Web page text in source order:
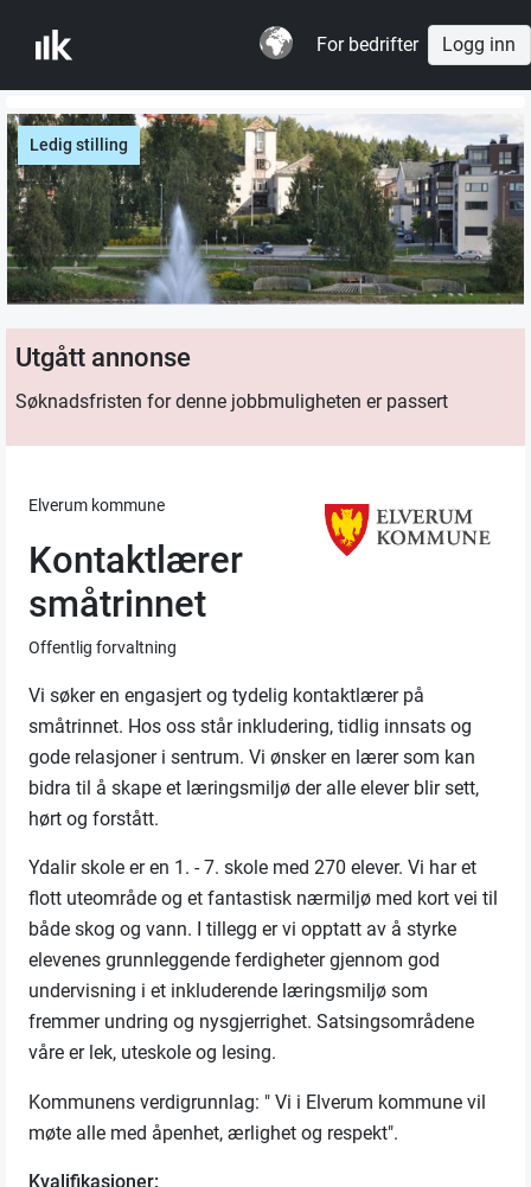
For bedrifter Logg inn
Ledig stilling
Utgått annonse
Søknadsfristen for denne jobbmuligheten er passert
Elverum kommune
Kontaktlærer
småtrinnet
Offentlig forvaltning
Vi søker en engasjert og tydelig kontaktlærer på
småtrinnet. Hos oss står inkludering, tidlig innsats og
gode relasjoner i sentrum. Vi ønsker en lærer som kan
bidra til å skape et læringsmiljø der alle elever blir sett,
hørt og forstått.
Ydalir skole er en 1. - 7. skole med 270 elever. Vi har et
flott uteområde og et fantastisk nærmiljø med kort vei til
både skog og vann. I tillegg er vi opptatt av å styrke
elevenes grunnleggende ferdigheter gjennom god
undervisning i et inkluderende læringsmiljø som
fremmer undring og nysgjerrighet. Satsingsområdene
våre er lek, uteskole og lesing.
Kommunens verdigrunnlag: " Vi i Elverum kommune vil
møte alle med åpenhet, ærlighet og respekt".
Kvalifikasjoner: